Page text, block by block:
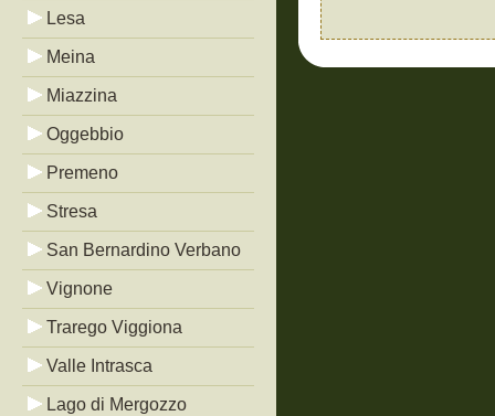
Lesa
Meina
Miazzina
Oggebbio
Premeno
Stresa
San Bernardino Verbano
Vignone
Trarego Viggiona
Valle Intrasca
Lago di Mergozzo